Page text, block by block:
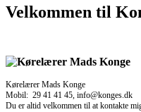
Velkommen til
Kørelærer Mads Konge
Mobil: 29 41 41 45, info@konges.dk
Du er altid velkommen til at kontakte